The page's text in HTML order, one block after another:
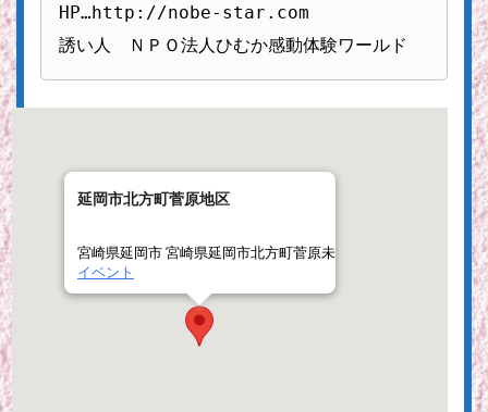
HP…http://nobe-star.com
誘い人　ＮＰＯ法人ひむか感動体験ワールド
延岡市北方町菅原地区
宮崎県延岡市 宮崎県延岡市北方町菅原未
イベント